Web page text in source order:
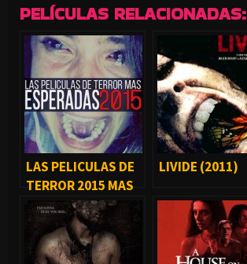
PELÍCULAS RELACIONADAS:
LAS PELICULAS DE
TERROR 2015 MAS
ESPERADAS
LIVIDE (2011)